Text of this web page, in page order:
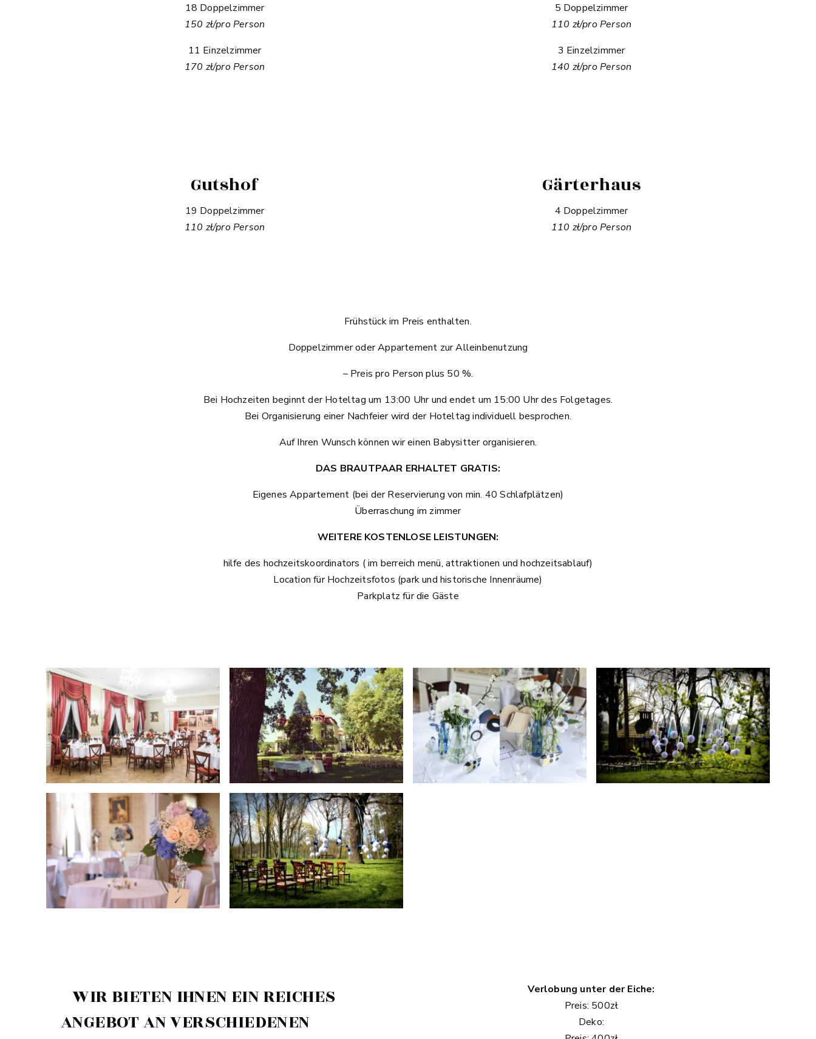
18 Doppelzimmer
150 zł/pro Person
11 Einzelzimmer
170 zł/pro Person
5 Doppelzimmer
110 zł/pro Person
3 Einzelzimmer
140 zł/pro Person
Gutshof
19 Doppelzimmer
110 zł/pro Person
Gärterhaus
4 Doppelzimmer
110 zł/pro Person
Frühstück im Preis enthalten.
Doppelzimmer oder Appartement zur Alleinbenutzung
– Preis pro Person plus 50 %.
Bei Hochzeiten beginnt der Hoteltag um 13:00 Uhr und endet um 15:00 Uhr des Folgetages.
Bei Organisierung einer Nachfeier wird der Hoteltag individuell besprochen.
Auf Ihren Wunsch können wir einen Babysitter organisieren.
DAS BRAUTPAAR ERHALTET GRATIS:
Eigenes Appartement (bei der Reservierung von min. 40 Schlafplätzen)
Überraschung im zimmer
WEITERE KOSTENLOSE LEISTUNGEN:
hilfe des hochzeitskoordinators ( im berreich menü, attraktionen und hochzeitsablauf)
Location für Hochzeitsfotos (park und historische Innenräume)
Parkplatz für die Gäste
WIR BIETEN IHNEN EIN REICHES
ANGEBOT AN VERSCHIEDENEN
Verlobung unter der Eiche:
Preis: 500zł
Deko: